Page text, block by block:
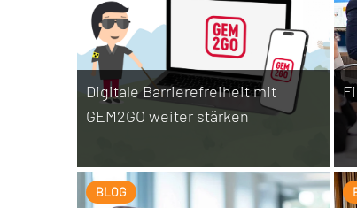
Digitale Barrierefreiheit mit
GEM2GO weiter stärken
BLOG